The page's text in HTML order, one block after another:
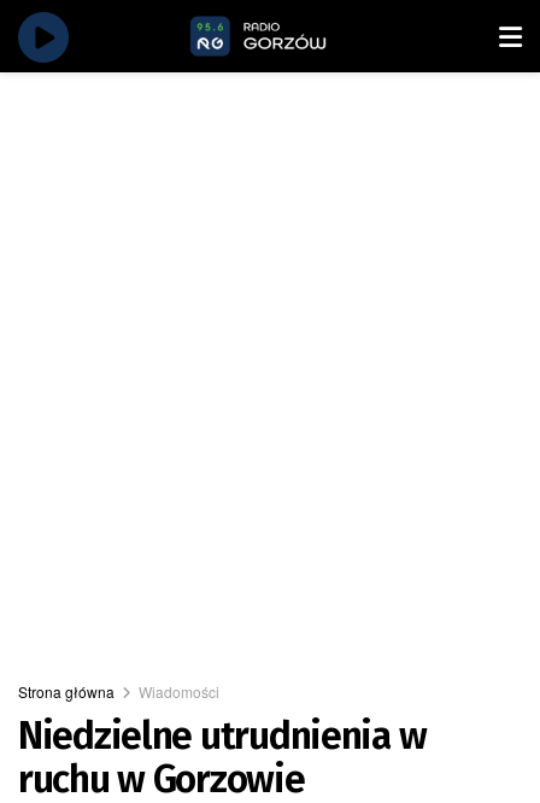
Strona główna Wiadomości
Niedzielne utrudnienia w
ruchu w Gorzowie